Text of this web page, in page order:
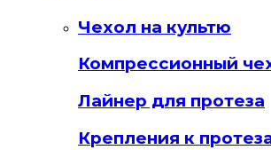
Чехол на культю
Компрессионный
Лайнер для протеза
Крепления к